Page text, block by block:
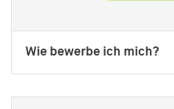
Wie bewerbe ich mich?